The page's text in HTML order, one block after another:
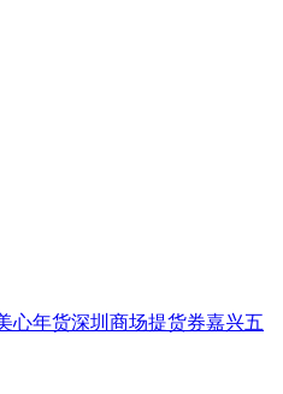
心年货深圳商场提货券嘉兴五